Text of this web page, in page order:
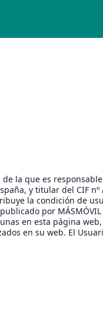
la que es
y titular del CIF
la condición de
por
en esta página
en su web. El